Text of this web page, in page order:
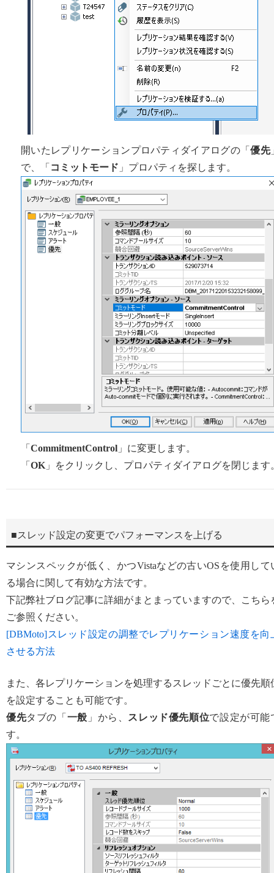
開いたレプリケーションプロパティダイアログの「優先
で、「 コミットモード 」プロパティを探します。
「 CommitmentControl 」に変更します。
「 OK 」をクリックし、プロパティダイアログを閉じます
■スレッド設定の変更でパフォーマンスを上げる
マシンスペックが低く、かつVistaなどの古いOSを使用して
る場合に関して有効な方法です。
下記弊社ブログ記事に詳細がまとまっていますので、こちら
ご参照ください。
[DBMoto]スレッド設定の調整でレプリケーション速度を向
させる方法
また、各レプリケーションを処理するスレッドごとに優先順
を設定することも可能です。
優先タブの「 一般 」から、 スレッド優先順位で設定が可能
す。